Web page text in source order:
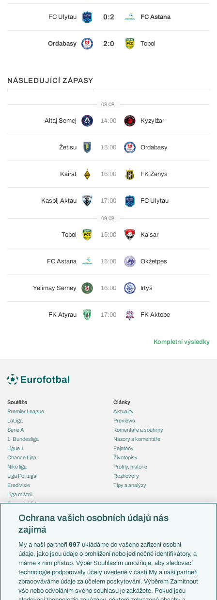
FC Ulytau 0:2 FC Astana
Ordabasy 2:0 Tobol
NÁSLEDUJÍCÍ ZÁPASY
08.08.
Altaj Semej 14:00 Kyzylžar
Žetisu 15:00 Ordabasy
Kairat 16:00 FK Ženys
Kaspij Aktau 17:00 FC Ulytau
09.08.
Tobol 15:00 Kaisar
FC Astana 15:00 Okžetpes
Yelimay Semey 16:00 Irtyš
FK Atyrau 17:00 FK Aktobe
Kompletní výsledky
Soutěže
Premier League
LaLiga
Serie A
1. Bundesliga
Ligue 1
Chance Liga
Niké liga
Liga Portugal
Eredivisie
Liga mistrů
Evropská liga
Mistrovství světa
Liga národů
Témata
Představení týmů MS
EuroSkauting
PL v kostce
Evropské koeficienty
Přestupy
Články
Aktuality
Previews
Komentáře a souhrny
Názory a komentáře
Fejetony
Životopisy
Profily, historie
Rozhovory
Tipy a analýzy
Česko
Francie
Itálie
Německo
Španělsko
Argentina
Brazílie
Ochrana vašich osobních údajů nás
zajímá
My a naši partneři997 ukládáme do vašeho zařízení osobní
údaje, jako jsou údaje o prohlížení nebo jedinečné identifikátory, a
máme k nim přístup. Výběr Souhlasím umožňuje, aby sledovací
technologie podporovaly účely uvedené v části My a naši partneři
zpracováváme údaje za účelem poskytování. Výběrem Zamítnout
vše nebo odvoláním svého souhlasu je zakážete. Pokud jsou